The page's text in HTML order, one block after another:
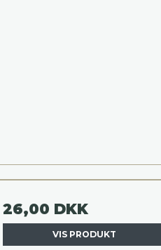
26,00 DKK
VIS PRODUKT